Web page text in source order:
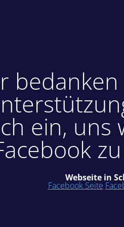
ein, uns
Webseite in
Facebook Seite